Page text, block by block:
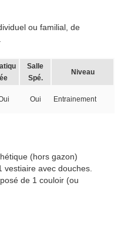
ou familial, de
ée
Salle
Spé.
Niveau
Oui Entrainement
(hors gazon)
vestiaire avec douches.
de 1 couloir (ou